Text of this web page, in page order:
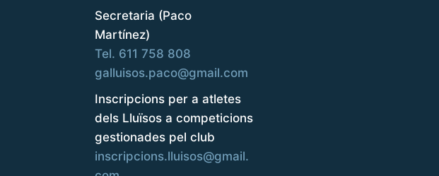
Secretaria (Paco
Martínez)
Tel. 611 758 808
galluisos.paco@gmail.com
Inscripcions per a atletes
dels Lluïsos a competicions
gestionades pel club
inscripcions.lluisos@gmail.